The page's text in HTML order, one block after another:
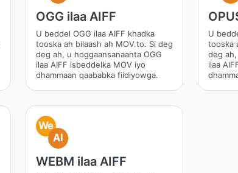
OGG ilaa AIFF
U beddel OGG ilaa AIFF khadka
tooska ah bilaash ah MOV.to. Si deg
deg ah, u hoggaansanaanta OGG
ilaa AIFF isbeddelka MOV iyo
dhammaan qaababka fiidiyowga.
U
tooska
deg ah,
ilaa
We
AI
WEBM ilaa AIFF